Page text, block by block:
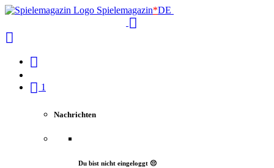
Spielemagazin*DE
1
Nachrichten
Du bist nicht eingeloggt 😔